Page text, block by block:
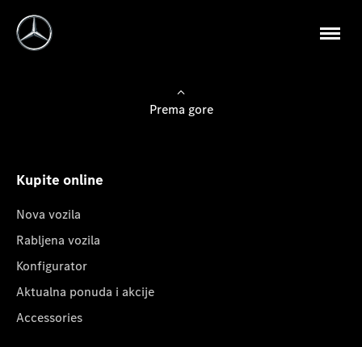
Prema gore
Kupite online
Nova vozila
Rabljena vozila
Konfigurator
Aktualna ponuda i akcije
Accessories